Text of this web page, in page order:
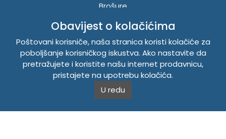
Brošure
INFORMACIJE
Politika o kolačićima
Uslovi korištenja
Politika privatnosti
Obavijest o kolačićima
Poštovani korisniče, naša stranica koristi kolačiće za
poboljšanje korisničkog iskustva. Ako nastavite da
pretražujete i koristite našu internet prodavnicu,
pristajete na upotrebu kolačića.
U redu